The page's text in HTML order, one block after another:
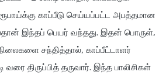
காப்பீடு செய்யப்பட்ட அபத்தமான
இந்தப் பெயர் வந்தது. இதன் பொருள்,
சந்தித்தால், காப்பீட்டாளர்
திருப்பித் தருவார். இந்த பாலிசிகள்